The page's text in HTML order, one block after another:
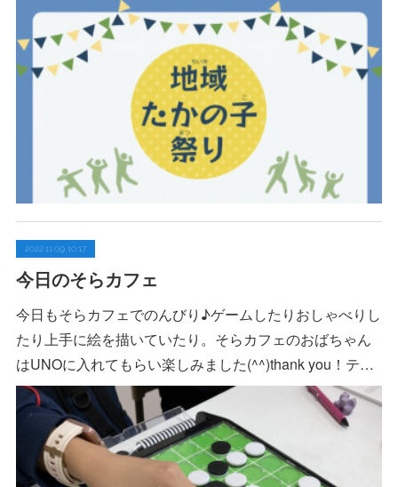
2022.11.09 10:17
今日のそらカフェ
今日もそらカフェでのんびり♪ゲームしたりおしゃべりし
たり上手に絵を描いていたり。そらカフェのおばちゃん
はUNOに入れてもらい楽しみました(^^)thank you！テ…